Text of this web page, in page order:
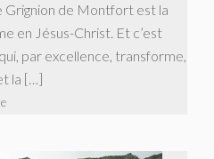
Grignion de Montfort est la
en Jésus-Christ. Et c’est
par excellence, transforme,
la […]